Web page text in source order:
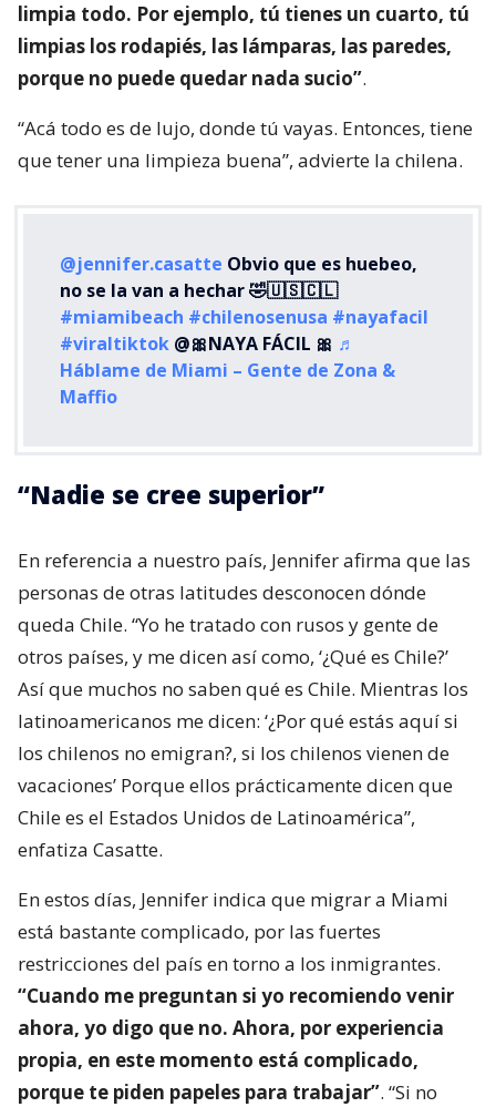
limpia todo. Por ejemplo, tú tienes un cuarto, tú
limpias los rodapiés, las lámparas, las paredes,
porque no puede quedar nada sucio”.
“Acá todo es de lujo, donde tú vayas. Entonces, tiene
que tener una limpieza buena”, advierte la chilena.
@jennifer.casatte Obvio que es huebeo,
no se la van a hechar 🤣🇺🇸🇨🇱
#miamibeach #chilenosenusa #nayafacil
#viraltiktok @🎀NAYA FÁCIL 🎀 ♬
Háblame de Miami – Gente de Zona &
Maffio
“Nadie se cree superior”
En referencia a nuestro país, Jennifer afirma que las
personas de otras latitudes desconocen dónde
queda Chile. “Yo he tratado con rusos y gente de
otros países, y me dicen así como, ‘¿Qué es Chile?’
Así que muchos no saben qué es Chile. Mientras los
latinoamericanos me dicen: ‘¿Por qué estás aquí si
los chilenos no emigran?, si los chilenos vienen de
vacaciones’ Porque ellos prácticamente dicen que
Chile es el Estados Unidos de Latinoamérica”,
enfatiza Casatte.
En estos días, Jennifer indica que migrar a Miami
está bastante complicado, por las fuertes
restricciones del país en torno a los inmigrantes.
“Cuando me preguntan si yo recomiendo venir
ahora, yo digo que no. Ahora, por experiencia
propia, en este momento está complicado,
porque te piden papeles para trabajar”. “Si no